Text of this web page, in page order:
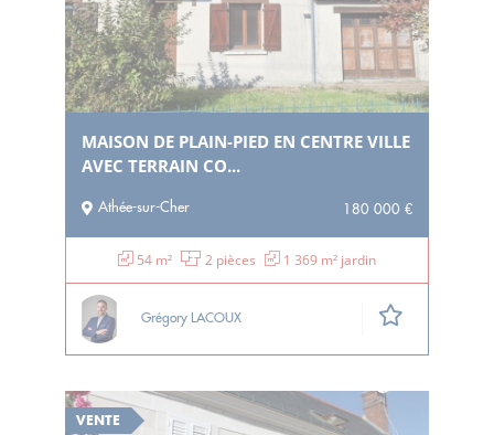
MAISON DE PLAIN-PIED EN CENTRE VILLE
AVEC TERRAIN CO...
Athée-sur-Cher 180 000 €
54 m² 2 pièces 1 369 m² jardin
Grégory LACOUX
VENTE